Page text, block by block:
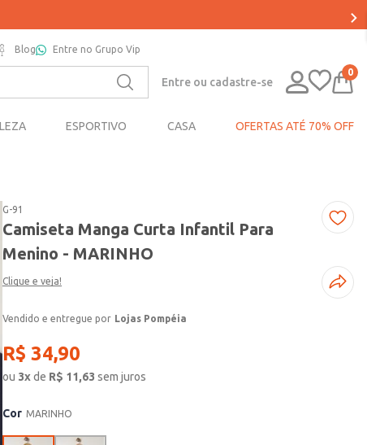
Blog Entre no Grupo Vip
Entre ou cadastre-se
0
ESPORTIVO CASA OFERTAS ATÉ 70% OFF
G-91
Camiseta Manga Curta Infantil Para
Menino - MARINHO
Clique e veja!
Lojas Pompéia
R$ 34,90
ou 3xde R$ 11,63 sem juros
Cor MARINHO